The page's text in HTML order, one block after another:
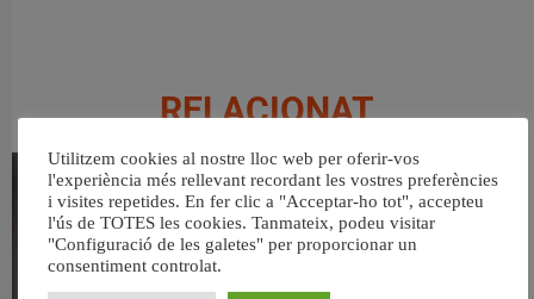
RELACIONAT
Utilitzem cookies al nostre lloc web per oferir-vos
l'experiència més rellevant recordant les vostres preferències
i visites repetides. En fer clic a "Acceptar-ho tot", accepteu
l'ús de TOTES les cookies. Tanmateix, podeu visitar
"Configuració de les galetes" per proporcionar un
consentiment controlat.